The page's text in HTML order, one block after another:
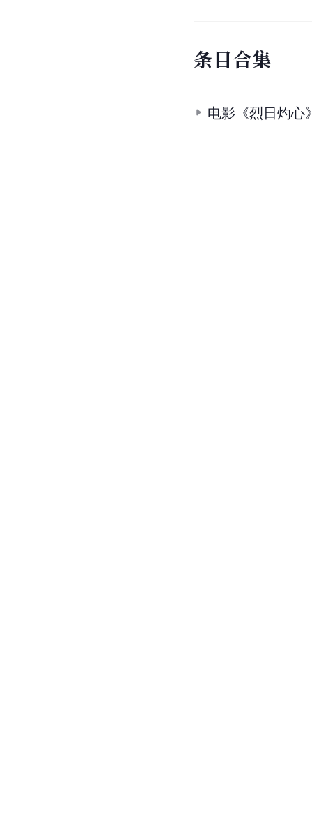
条目合集
电影《烈日灼心